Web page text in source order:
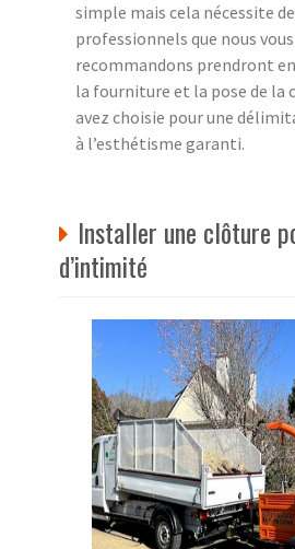
simple mais cela nécessite
professionnels que nous vous
recommandons prendront
la fourniture et la pose de la
avez choisie pour une
à l’esthétisme garanti.
Installer une clôture
d’intimité